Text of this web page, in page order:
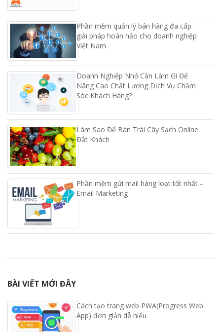
Phần mềm quản lý bán hàng đa cấp -
giải pháp hoàn hảo cho doanh nghiệp
Việt Nam
Doanh Nghiệp Nhỏ Cần Làm Gì Để
Nâng Cao Chất Lượng Dịch Vụ Chăm
Sóc Khách Hàng?
Làm Sao Để Bán Trái Cây Sạch Online
Đắt Khách
Phần mềm gửi mail hàng loạt tốt nhất –
Email Marketing
BÀI VIẾT MỚI ĐÂY
Cách tạo trang web PWA(Progress Web
App) đơn giản dễ hiểu